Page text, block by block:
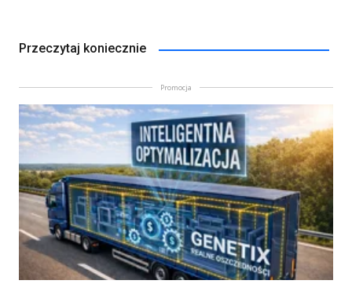
Przeczytaj koniecznie
Promocja